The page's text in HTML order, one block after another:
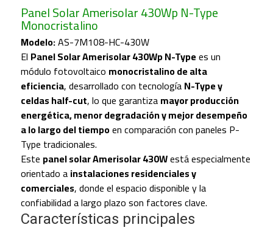
Panel Solar Amerisolar 430Wp N-Type
Monocristalino
Modelo:AS-7M108-HC-430W
El Panel Solar Amerisolar 430Wp N-Typees un
módulo fotovoltaico monocristalino de alta
eficiencia, desarrollado con tecnologíaN-Type y
celdas half-cut, lo que garantizamayor producción
energética, menor degradación y mejor desempeño
a lo largo del tiempoen comparación con paneles P-
Type tradicionales.
Este panel solar Amerisolar 430Westá especialmente
orientado ainstalaciones residenciales y
comerciales, donde el espacio disponible y la
confiabilidad a largo plazo son factores clave.
Características principales